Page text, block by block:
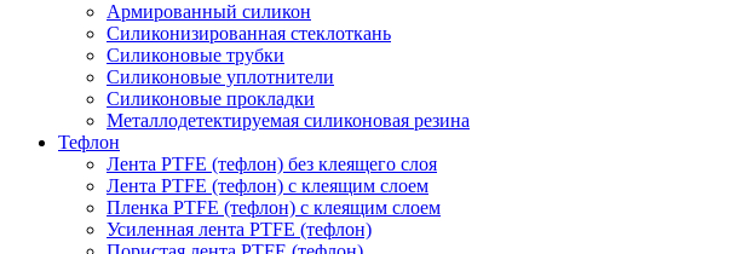
Армированный силикон
Силиконизированная стеклоткань
Силиконовые трубки
Силиконовые уплотнители
Силиконовые прокладки
Металлодетектируемая силиконовая резина
Тефлон
Лента PTFE (тефлон) без клеящего слоя
Лента PTFE (тефлон) с клеящим слоем
Пленка PTFE (тефлон) с клеящим слоем
Усиленная лента PTFE (тефлон)